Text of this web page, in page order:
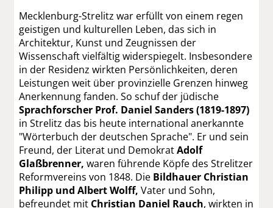
Mecklenburg-Strelitz war erfüllt von einem regen
geistigen und kulturellen Leben, das sich in
Architektur, Kunst und Zeugnissen der
Wissenschaft vielfältig widerspiegelt. Insbesondere
in der Residenz wirkten Persönlichkeiten, deren
Leistungen weit über provinzielle Grenzen hinweg
Anerkennung fanden. So schuf der jüdische
Sprachforscher Prof. Daniel Sanders (1819-1897)
in Strelitz das bis heute international anerkannte
"Wörterbuch der deutschen Sprache". Er und sein
Freund, der Literat und DemokratAdolf
Glaßbrenner, waren führende Köpfe des Strelitzer
Reformvereins von 1848. Die Bildhauer Christian
Philipp und Albert Wolff, Vater und Sohn,
befreundet mit Christian Daniel Rauch, wirkten in